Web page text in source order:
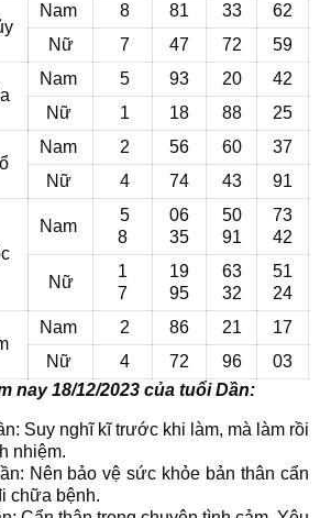
Nam 8 81 33
62
Nữ
7 47 72 59
Nam 5 93 20
42
Nữ
1 18 88 25
Nam 2 56 60
37
Nữ
4 74 43 91
Nam
5
8
06
35
50
91
73
42
Nữ
1
7
19
95
63
32
51
24
Nam 2 86 21
17
Nữ
4 72 96
03
nay 18/12/2023 của tuổi Dần:
Suy nghĩ kĩ trước khi làm, mà làm rồi
nhiệm.
Nên bảo vệ sức khỏe bản thân cẩn
chữa bệnh.